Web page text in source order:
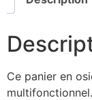
Ce panier en